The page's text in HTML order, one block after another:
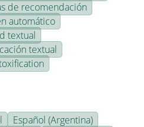
de recomendación
automático
textual
textual
Español (Argentina)